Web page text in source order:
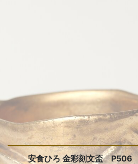
安食ひろ 金彩刻文盃 P506